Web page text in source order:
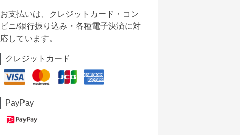
お支払いは、クレジットカード・コン
ビニ/銀行振り込み・各種電子決済に対
応しています。
クレジットカード
PayPay